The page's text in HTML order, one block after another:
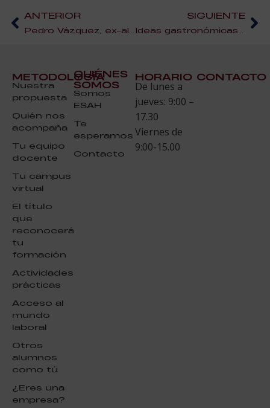
ANTERIOR SIGUIENTE
METODOLOGÍA
Nuestra
propuesta
Quién nos
acompaña
Tu equipo
docente
Tu campus
virtual
El título
que
reconocerá
tu
formación
Actividades
prácticas
Acceso al
mundo
laboral
Otros
alumnos
como tú
¿Eres una
empresa?
QUIÉNES
SOMOS
Somos
ESAH
Te
esperamos
Contacto
HORARIO
De lunes a
jueves: 9:00 –
17.30
Viernes de
9:00-15.00
CONTACTO